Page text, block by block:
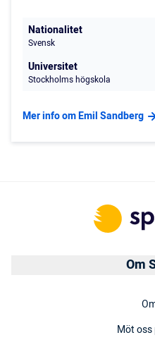
Nationalitet
Svensk
Universitet
Stockholms högskola
Mer info om Emil Sandberg
Om
Möt oss